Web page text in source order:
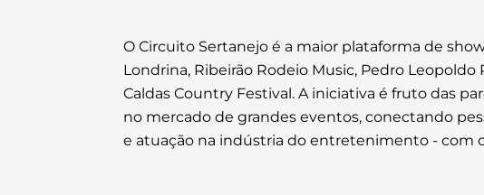
O Circuito Sertanejo é a maior plataforma de
Londrina, Ribeirão Rodeio Music, Pedro
Caldas Country Festival. A iniciativa é fruto das
no mercado de grandes eventos, conectando
e atuação na indústria do entretenimento - com